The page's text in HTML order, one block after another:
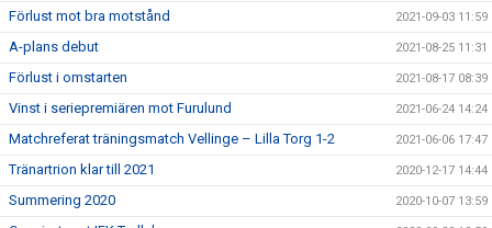
Förlust mot bra motstånd 2021-09-03 11:59
A-plans debut 2021-08-25 11:31
Förlust i omstarten 2021-08-17 08:39
Vinst i seriepremiären mot Furulund 2021-06-24 14:24
Matchreferat träningsmatch Vellinge – Lilla Torg 1-2 2021-06-06 17:47
Tränartrion klar till 2021 2020-12-17 14:44
Summering 2020 2020-10-07 13:59